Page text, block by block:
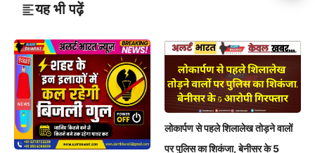
यह भी पढ़ें
लोकार्पण से पहले शिलालेख तोड़ने वालों
पर पुलिस का शिकंजा, बेनीसर के 5